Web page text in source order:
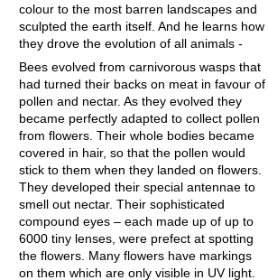
colour to the most barren landscapes and
sculpted the earth itself. And he learns how
they drove the evolution of all animals -
Bees evolved from carnivorous wasps that
had turned their backs on meat in favour of
pollen and nectar. As they evolved they
became perfectly adapted to collect pollen
from flowers. Their whole bodies became
covered in hair, so that the pollen would
stick to them when they landed on flowers.
They developed their special antennae to
smell out nectar. Their sophisticated
compound eyes – each made up of up to
6000 tiny lenses, were prefect at spotting
the flowers. Many flowers have markings
on them which are only visible in UV light.